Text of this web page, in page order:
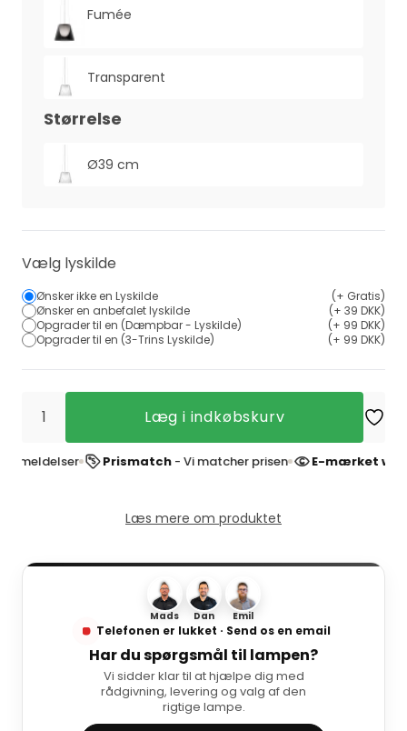
Fumée
Transparent
Størrelse
Ø39 cm
Vælg lyskilde
Ønsker ikke en Lyskilde
(+ Gratis)
Ønsker en anbefalet lyskilde
(+ 39 DKK)
Opgrader til en (Dæmpbar - Lyskilde)
(+ 99 DKK)
Opgrader til en (3-Trins Lyskilde)
(+ 99 DKK)
Læg i indkøbskurv
Prismatch- Vi matcher prisen E-mærket
Læs mere om produktet
Mads Dan Emil
Telefonen er lukket · Send os en email
Har du spørgsmål til lampen?
Vi sidder klar til at hjælpe dig med
rådgivning, levering og valg af den
rigtige lampe.